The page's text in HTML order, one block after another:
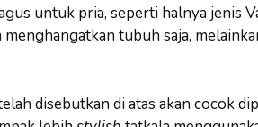
untuk pria, seperti halnya jenis
tubuh saja,
disebutkan di atas akan cocok